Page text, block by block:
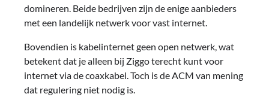
domineren. Beide bedrijven zijn de enige aanbieders
met een landelijk netwerk voor vast internet.
Bovendien is kabelinternet geen open netwerk, wat
betekent dat je alleen bij Ziggo terecht kunt voor
internet via de coaxkabel. Toch is de ACM van mening
dat regulering niet nodig is.